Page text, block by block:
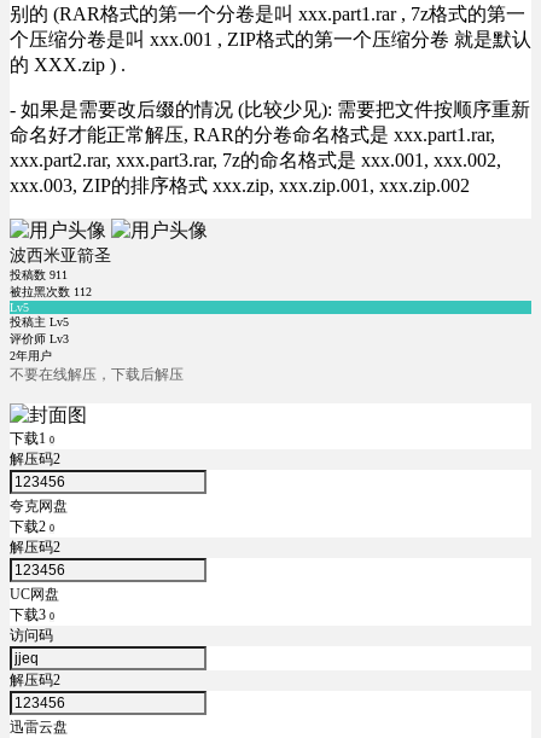
别的 (RAR格式的第一个分卷是叫 xxx.part1.rar , 7z格式的第一
个压缩分卷是叫 xxx.001 , ZIP格式的第一个压缩分卷 就是默认
的 XXX.zip ) .
- 如果是需要改后缀的情况 (比较少见): 需要把文件按顺序重新
命名好才能正常解压, RAR的分卷命名格式是 xxx.part1.rar,
xxx.part2.rar, xxx.part3.rar, 7z的命名格式是 xxx.001, xxx.002,
xxx.003, ZIP的排序格式 xxx.zip, xxx.zip.001, xxx.zip.002
波西米亚箭圣
投稿数 911
被拉黑次数 112
Lv5
投稿主 Lv5
评价师 Lv3
2年用户
不要在线解压，下载后解压
下载1 0
解压码2
夸克网盘
下载2 0
解压码2
UC网盘
下载3 0
访问码
解压码2
迅雷云盘